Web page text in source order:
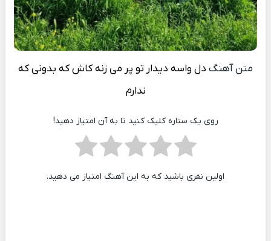
متن آهنگ دل واسه دیدار تو پر می زنه کاش که بدونی که
ندارم
روی یک ستاره کلیک کنید تا به آن امتیاز دهید!
اولین نفری باشید که به این آهنگ امتیاز می دهید.